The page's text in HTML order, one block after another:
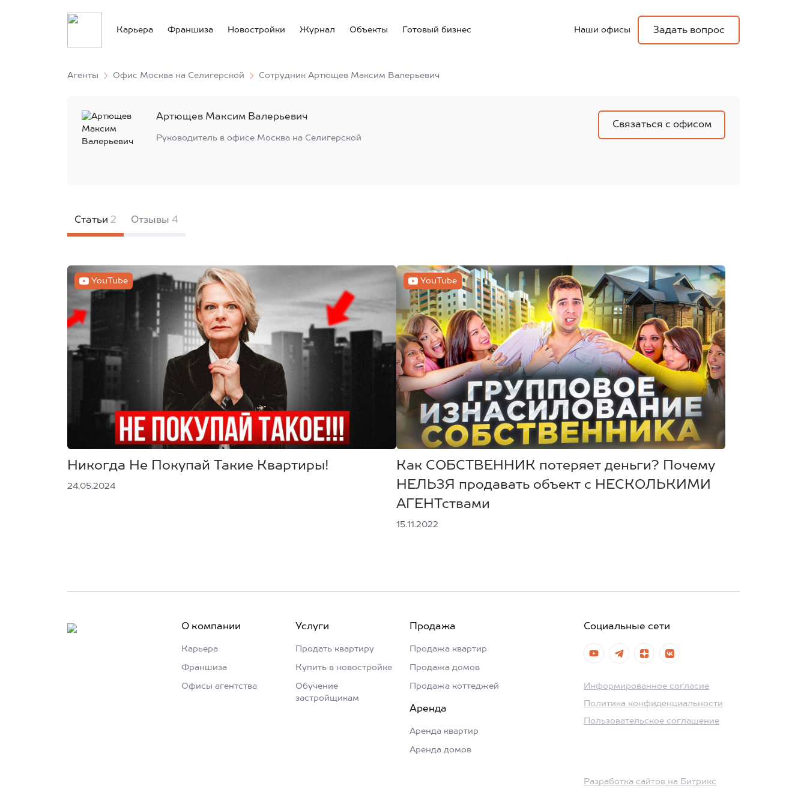
Карьера Франшиза Новостройки Журнал Объекты Готовый бизнес Наши офисы Задать вопрос
Агенты Офис Москва на Селигерской Сотрудник Артющев Максим Валерьевич
Артющев Максим Валерьевич
Руководитель в офисе Москва на Селигерской
Связаться с офисом
Статьи 2 Отзывы 4
YouTube
Никогда Не Покупай Такие Квартиры!
24.05.2024
YouTube
Как СОБСТВЕННИК потеряет деньги? Почему
НЕЛЬЗЯ продавать объект с НЕСКОЛЬКИМИ
АГЕНТствами
15.11.2022
О компании
Карьера
Франшиза
Офисы агентства
Услуги
Продать квартиру
Купить в новостройке
Обучение
застройщикам
Продажа
Продажа квартир
Продажа домов
Продажа коттеджей
Аренда
Аренда квартир
Аренда домов
Социальные сети
Информированное согласие
Политика конфиденциальности
Пользовательское соглашение
Разработка сайтов на Битрикс